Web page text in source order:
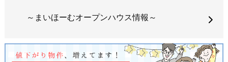
～まいほーむオープンハウス情報～